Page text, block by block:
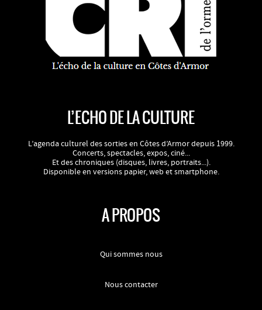
L’ECHO DE LA CULTURE
L’agenda culturel des sorties en Côtes d’Armor depuis 1999.
Concerts, spectacles, expos, ciné...
Et des chroniques (disques, livres, portraits...).
Disponible en versions papier, web et smartphone.
A PROPOS
Qui sommes nous
Nous contacter